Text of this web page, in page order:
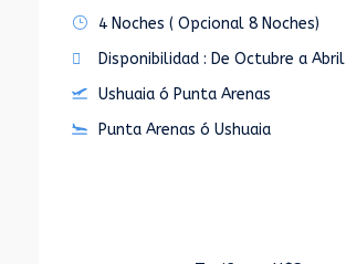
4 Noches ( Opcional 8 Noches)
Disponibilidad : De Octubre a Abril
Ushuaia ó Punta Arenas
Punta Arenas ó Ushuaia